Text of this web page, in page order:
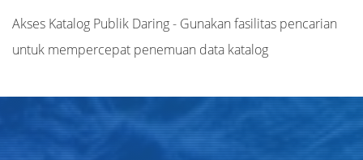
Akses Katalog Publik Daring - Gunakan fasilitas pencarian
untuk mempercepat penemuan data katalog
Judul